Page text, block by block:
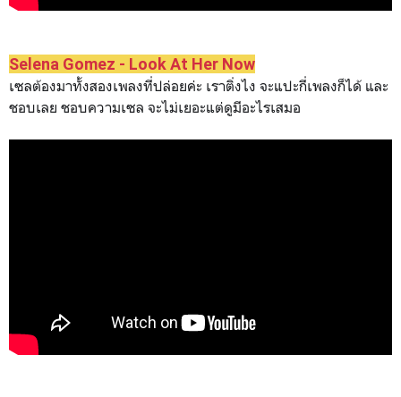
Selena Gomez - Look At Her Now
เซลต้องมาทั้งสองเพลงที่ปล่อยค่ะ เราติ่งไง จะแปะกี่เพลงก็ได้ และ
ชอบเลย ชอบความเซล จะไม่เยอะแต่ดูมีอะไรเสมอ